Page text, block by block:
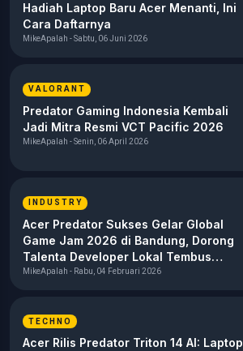
Hadiah Laptop Baru Acer Menanti, Ini
Cara Daftarnya
MikeApalah - Sabtu, 06 Juni 2026
VALORANT
Predator Gaming Indonesia Kembali
Jadi Mitra Resmi VCT Pacific 2026
MikeApalah - Senin, 06 April 2026
INDUSTRY
Acer Predator Sukses Gelar Global
Game Jam 2026 di Bandung, Dorong
Talenta Developer Lokal Tembus
Pasar Global
MikeApalah - Rabu, 04 Februari 2026
TECHNO
Acer Rilis Predator Triton 14 AI: Laptop